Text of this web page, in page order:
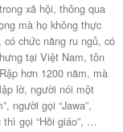
xã hội, thông qua
mà họ không thực
chức năng ru ngủ, có
tại Việt Nam, tôn
hơn 1200 năm, mà
lờ, người nói một
người gọi “Jawa”,
thì gọi “Hồi giáo”, …